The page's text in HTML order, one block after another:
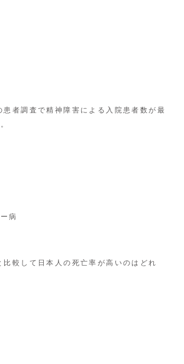
者調査で精神障害による入院患者数が最
病
較して日本人の死亡率が高いのはどれ